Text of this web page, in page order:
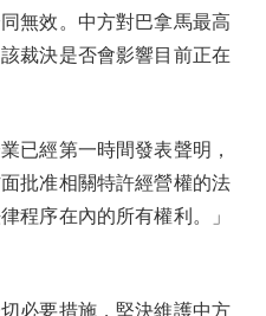
無效。中方對巴拿馬最高
裁決是否會影響目前正在
經第一時間發表聲明，
批准相關特許經營權的法
程序在內的所有權利。」
要措施，堅決維護中方